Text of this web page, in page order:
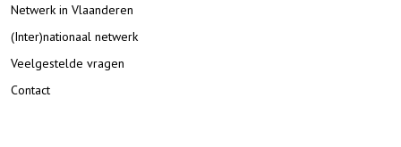
Netwerk in Vlaanderen
(Inter)nationaal netwerk
Veelgestelde vragen
Contact